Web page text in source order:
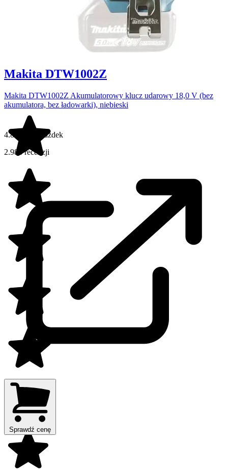
Makita DTW1002Z
Makita DTW1002Z Akumulatorowy klucz udarowy 18,0 V (bez
akumulatora, bez ładowarki), niebieski
4.8 na 5 gwiazdek
2.986 recenzji
Sprawdź cenę